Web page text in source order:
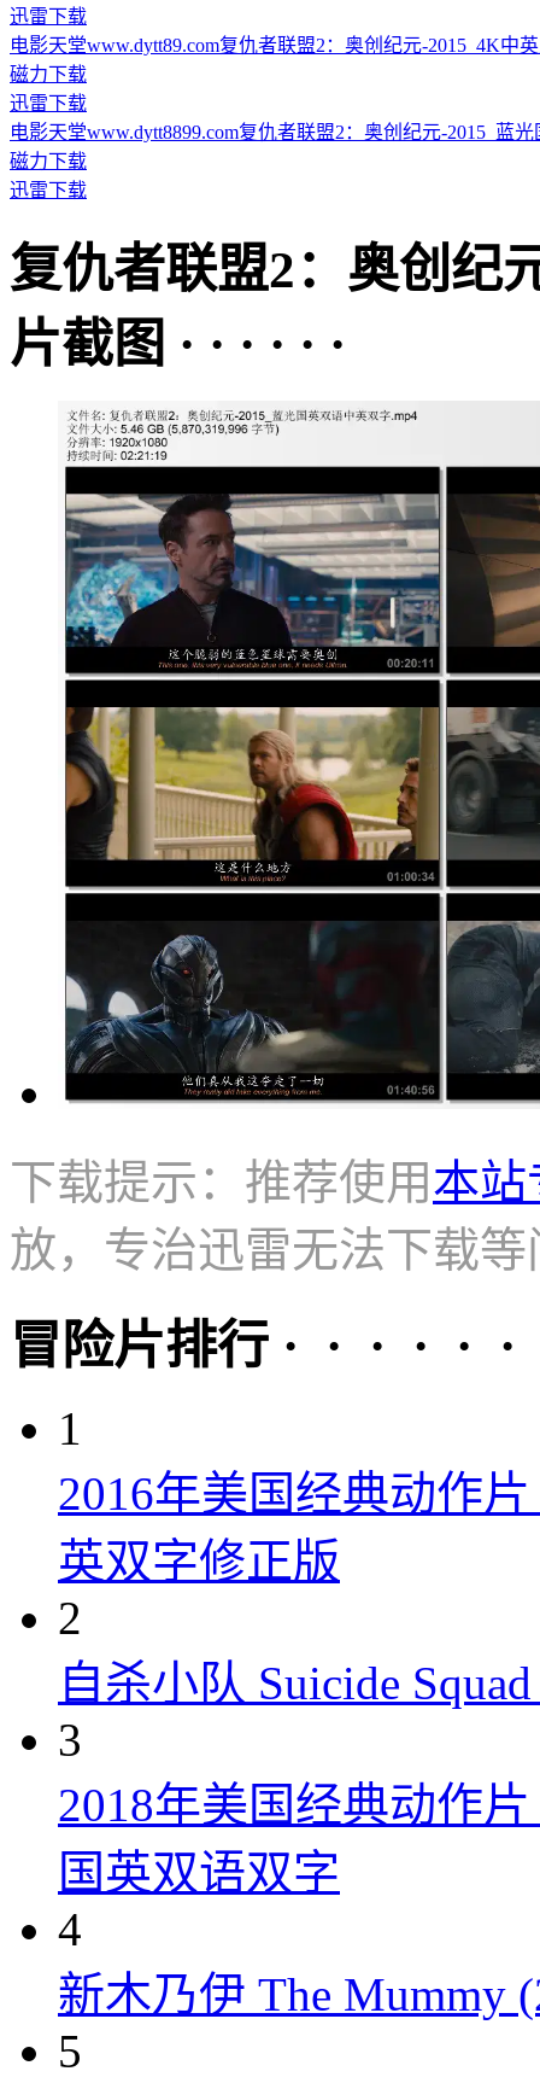
迅雷下载
电影天堂www.dytt89.com复仇者联盟2：奥创纪元-2015_4K中
磁力下载
迅雷下载
电影天堂www.dytt8899.com复仇者联盟2：奥创纪元-2015_蓝
磁力下载
迅雷下载
复仇者联盟2：奥创纪
片截图 · · · · · ·
下载提示：推荐使用本站
放，专治迅雷无法下载等
冒险片排行 · · · · · ·
1
2016年美国经典动作
英双字修正版
2
自杀小队 Suicide
3
2018年美国经典动作
国英双语双字
4
新木乃伊 The Mummy
5